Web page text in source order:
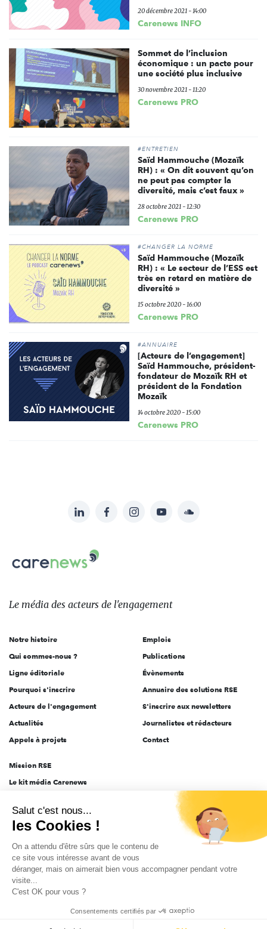
20 décembre 2021 - 14:00
Carenews INFO
Sommet de l’inclusion
économique : un pacte pour
une société plus inclusive
30 novembre 2021 - 11:20
Carenews PRO
#ENTRETIEN
Saïd Hammouche (Mozaïk
RH) : « On dit souvent qu’on
ne peut pas compter la
diversité, mais c’est faux »
28 octobre 2021 - 12:30
Carenews PRO
#CHANGER LA NORME
Saïd Hammouche (Mozaïk
RH) : « Le secteur de l’ESS est
très en retard en matière de
diversité »
15 octobre 2020 - 16:00
Carenews PRO
#ANNUAIRE
[Acteurs de l’engagement]
Saïd Hammouche, président-
fondateur de Mozaïk RH et
président de la Fondation
Mozaïk
14 octobre 2020 - 15:00
Carenews PRO
sur:
LinkedInFacebookInstagramYouTubeSoundcloud
Carenews,
Le
des
l'engagement
Le média des acteurs de l'engagement
Notre histoire
Qui sommes-nous ?
Ligne éditoriale
Pourquoi s'inscrire
Acteurs de l'engagement
Actualités
Appels à projets
Emplois
Publications
Évènements
Annuaire des solutions RSE
S'inscrire aux newsletters
Journalistes et rédacteurs
Contact
Mission RSE
Le kit média Carenews
AEF info
Novethic
PRODURABLE
Inclusiv Day
Données personnelles Mentions légales 2025-2026 Tout droits réservés
Salut c'est nous...
les Cookies !
On a attendu d'être sûrs que le contenu de
ce site vous intéresse avant de vous
déranger, mais on aimerait bien vous accompagner pendant votre
visite...
C'est OK pour vous ?
Consentements certifiés par